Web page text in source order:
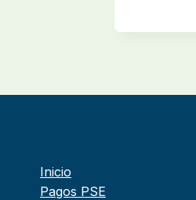
Inicio
Pagos PSE